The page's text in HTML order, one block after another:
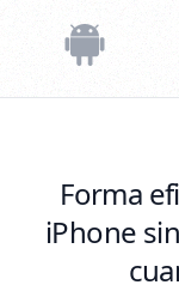
Forma
iPhone